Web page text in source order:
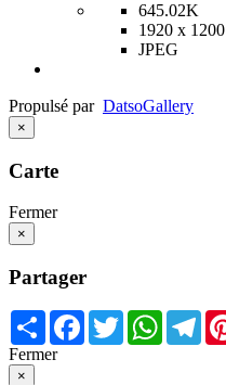
645.02K
1920 x 1200
JPEG
Propulsé par DatsoGallery
×
Carte
Fermer
×
Partager
Share Facebook
Twitter
Fermer
×